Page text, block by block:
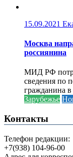
15.09.2021
Москва
россиянина
МИД РФ
сведения по
гражданина в
Зарубежье
Контакты
Телефон редакции:
+7(938) 104-96-00